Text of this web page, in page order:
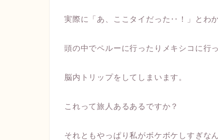
実際に「あ、ここタイだった‥！」とわ
頭の中でペルーに行ったりメキシコに行
脳内トリップをしてしまいます。
これって旅人あるあるですか？
それともやっぱり私がボケボケしすぎな